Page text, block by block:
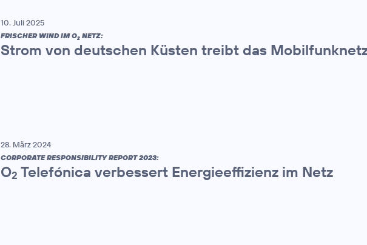
10. Juli 2025
FRISCHER WIND IM O2 NETZ:
Strom von deutschen Küsten treibt das
28. März 2024
CORPORATE RESPONSIBILITY REPORT 2023:
O2 Telefónica verbessert Energieeffizienz im Netz